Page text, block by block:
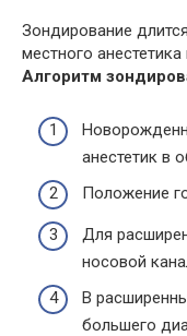
Зондирование длится
местного анестетика
Алгоритм
анестетик в
Положение
Для
носовой
В
большего